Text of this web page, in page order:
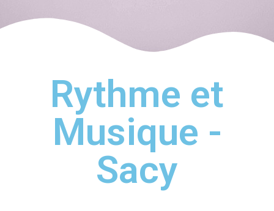
Rythme et
Musique -
Sacy